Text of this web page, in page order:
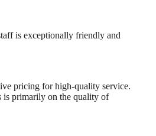
is exceptionally friendly and
pricing for high-quality service.
is primarily on the quality of